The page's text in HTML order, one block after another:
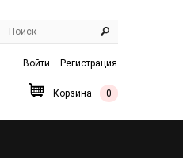
Войти Регистрация
Корзина 0